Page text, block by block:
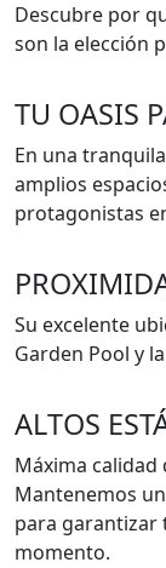
Descubre por
son la elección
TU OASIS
En una
amplios
protagonistas
Su excelente
Garden Pool y
ALTOS
Máxima
Mantenemos
para garantizar
momento.